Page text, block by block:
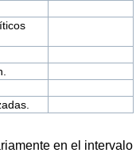
en el intervalo